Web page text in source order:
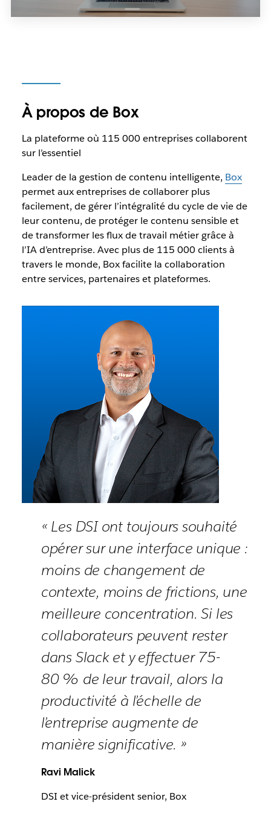
À propos de Box
La plateforme où 115 000 entreprises collaborent
sur l’essentiel
Leader de la gestion de contenu intelligente, Box
permet aux entreprises de collaborer plus
facilement, de gérer l’intégralité du cycle de vie de
leur contenu, de protéger le contenu sensible et
de transformer les flux de travail métier grâce à
l’IA d’entreprise. Avec plus de 115 000 clients à
travers le monde, Box facilite la collaboration
entre services, partenaires et plateformes.
« Les DSI ont toujours souhaité
opérer sur une interface unique :
moins de changement de
contexte, moins de frictions, une
meilleure concentration. Si les
collaborateurs peuvent rester
dans Slack et y effectuer 75-
80 % de leur travail, alors la
productivité à l’échelle de
l’entreprise augmente de
manière significative. »
Ravi Malick
DSI et vice-président senior, Box